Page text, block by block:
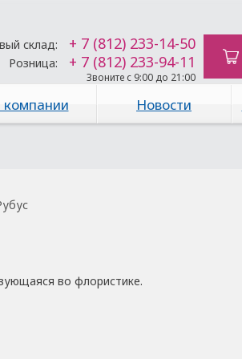
склад: + 7 (812) 233-14-50
Розница: + 7 (812) 233-94-11
Звоните с 9:00 до 21:00
компании Новости
во флористике.